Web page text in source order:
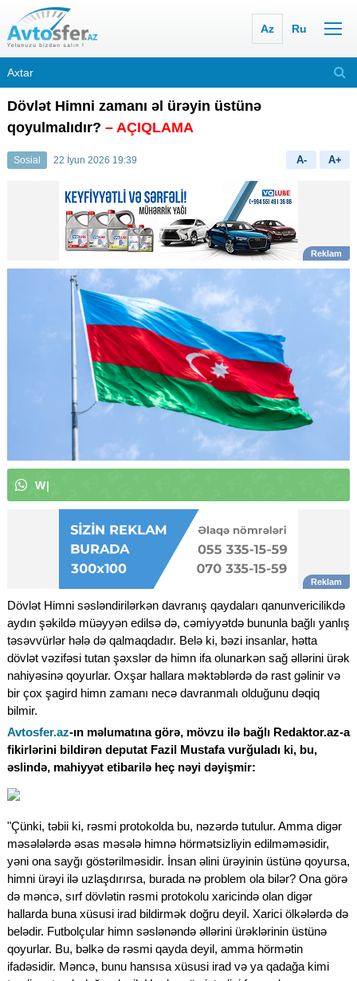
Az Ru
Dövlət Himni zamanı əl ürəyin üstünə
qoyulmalıdır? – AÇIQLAMA
Sosial 22 İyun 2026 19:39 A- A+
Wh
Dövlət Himni səsləndirilərkən davranış qaydaları qanunvericilikdə
aydın şəkildə müəyyən edilsə də, cəmiyyətdə bununla bağlı yanlış
təsəvvürlər hələ də qalmaqdadır. Belə ki, bəzi insanlar, hətta
dövlət vəzifəsi tutan şəxslər də himn ifa olunarkən sağ əllərini ürək
nahiyəsinə qoyurlar. Oxşar hallara məktəblərdə də rast gəlinir və
bir çox şagird himn zamanı necə davranmalı olduğunu dəqiq
bilmir.
Avtosfer.az-ın məlumatına görə, mövzu ilə bağlı Redaktor.az-a
fikirlərini bildirən deputat Fazil Mustafa vurğuladı ki, bu,
əslində, mahiyyət etibarilə heç nəyi dəyişmir:
"Çünki, təbii ki, rəsmi protokolda bu, nəzərdə tutulur. Amma digər
məsələlərdə əsas məsələ himnə hörmətsizliyin edilməməsidir,
yəni ona sayğı göstərilməsidir. İnsan əlini ürəyinin üstünə qoyursa,
himni ürəyi ilə uzlaşdırırsa, burada nə problem ola bilər? Ona görə
də məncə, sırf dövlətin rəsmi protokolu xaricində olan digər
hallarda buna xüsusi irad bildirmək doğru deyil. Xarici ölkələrdə də
belədir. Futbolçular himn səslənəndə əllərini ürəklərinin üstünə
qoyurlar. Bu, bəlkə də rəsmi qayda deyil, amma hörmətin
ifadəsidir. Məncə, bunu hansısa xüsusi irad və ya qadağa kimi